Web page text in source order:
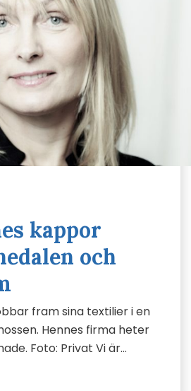
kappor
och
fram sina textilier i en
Hennes firma heter
Foto: Privat Vi är…